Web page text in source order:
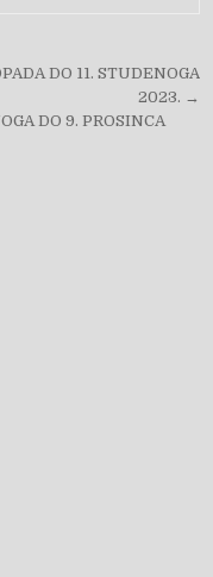
DO 11. STUDENOGA
2023. →
DO 9. PROSINCA